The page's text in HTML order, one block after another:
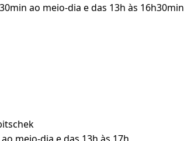
ao meio-dia e das 13h às 16h30min